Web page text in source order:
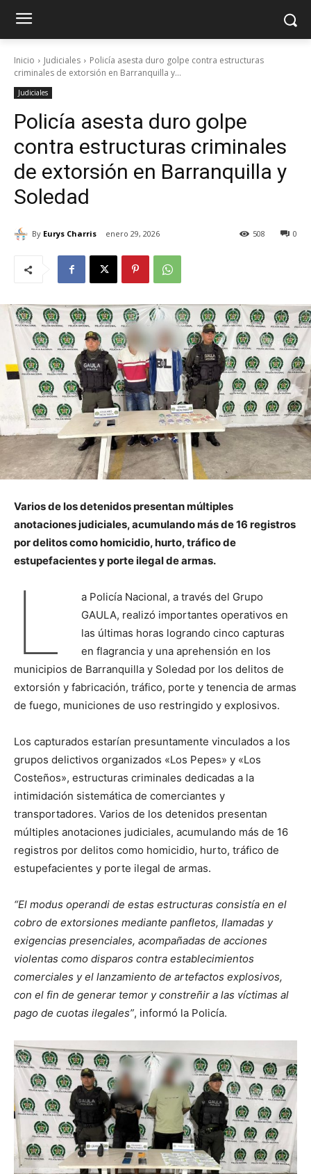
Inicio Judiciales
Policía asesta duro golpe contra estructuras
criminales de extorsión en Barranquilla y...
Judiciales
Policía asesta duro golpe
contra estructuras criminales
de extorsión en Barranquilla y
Soledad
By Eurys Charris enero 29, 2026 0
508
Varios de los detenidos presentan múltiples
anotaciones judiciales, acumulando más de 16 registros
por delitos como homicidio, hurto, tráfico de
estupefacientes y porte ilegal de armas.
L
a Policía Nacional, a través del Grupo
GAULA, realizó importantes operativos en
las últimas horas logrando cinco capturas
en flagrancia y una aprehensión en los
municipios de Barranquilla y Soledad por los delitos de
extorsión y fabricación, tráfico, porte y tenencia de armas
de fuego, municiones de uso restringido y explosivos.
Los capturados estarían presuntamente vinculados a los
grupos delictivos organizados «Los Pepes» y «Los
Costeños», estructuras criminales dedicadas a la
intimidación sistemática de comerciantes y
transportadores. Varios de los detenidos presentan
múltiples anotaciones judiciales, acumulando más de 16
registros por delitos como homicidio, hurto, tráfico de
estupefacientes y porte ilegal de armas.
“El modus operandi de estas estructuras consistía en el
cobro de extorsiones mediante panfletos, llamadas y
exigencias presenciales, acompañadas de acciones
violentas como disparos contra establecimientos
comerciales y el lanzamiento de artefactos explosivos,
con el fin de generar temor y constreñir a las víctimas al
pago de cuotas ilegales”, informó la Policía.